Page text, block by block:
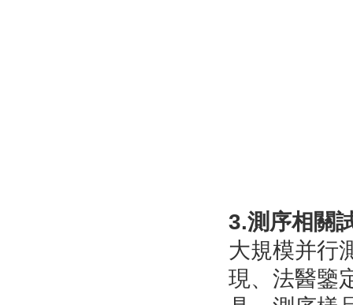
3.測序相關
大規模并行
現、法醫鑒